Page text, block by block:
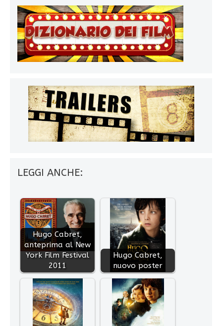
LEGGI ANCHE:
Hugo Cabret,
anteprima al New
York Film Festival
2011
Hugo Cabret,
nuovo poster